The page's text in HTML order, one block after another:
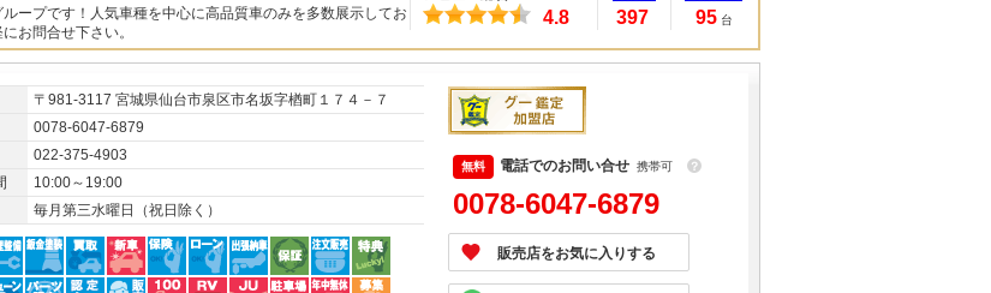
ープです！人気車種を中心に高品質車のみを多数展示してお
お問合せ下さい。
4.8 397 95 台
〒981-3117 宮城県仙台市泉区市名坂字楢町１７４－７
0078-6047-6879
022-375-4903
10:00～19:00
毎月第三水曜日（祝日除く）
電話でのお問い合せ 携帯可 ？
0078-6047-6879
販売店をお気に入りする